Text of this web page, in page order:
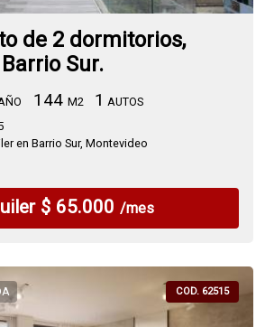
de 2 dormitorios,
Sur.
144 M2 1 AUTOS
en Barrio Sur, Montevideo
$ 65.000 /mes
COD. 62515